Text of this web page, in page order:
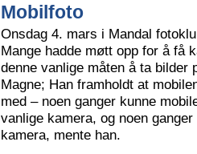
Mobilfoto
Onsdag 4. mars i Mandal
Mange hadde møtt opp for å få
denne vanlige måten å ta bilder
Magne; Han framholdt at
med – noen ganger kunne
vanlige kamera, og noen
kamera, mente han.